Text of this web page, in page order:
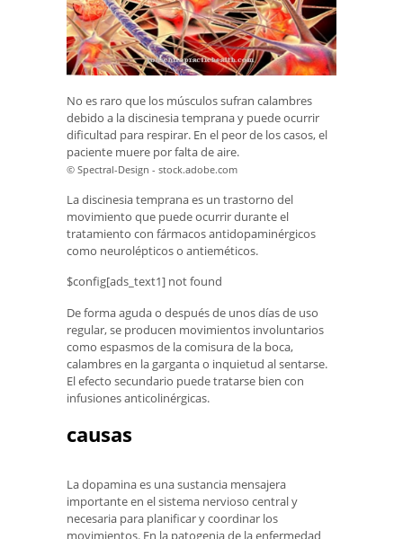
No es raro que los músculos sufran calambres
debido a la discinesia temprana y puede ocurrir
dificultad para respirar. En el peor de los casos, el
paciente muere por falta de aire.
© Spectral-Design - stock.adobe.com
La discinesia temprana es un trastorno del
movimiento que puede ocurrir durante el
tratamiento con fármacos antidopaminérgicos
como neurolépticos o antieméticos.
$config[ads_text1] not found
De forma aguda o después de unos días de uso
regular, se producen movimientos involuntarios
como espasmos de la comisura de la boca,
calambres en la garganta o inquietud al sentarse.
El efecto secundario puede tratarse bien con
infusiones anticolinérgicas.
causas
La dopamina es una sustancia mensajera
importante en el sistema nervioso central y
necesaria para planificar y coordinar los
movimientos. En la patogenia de la enfermedad